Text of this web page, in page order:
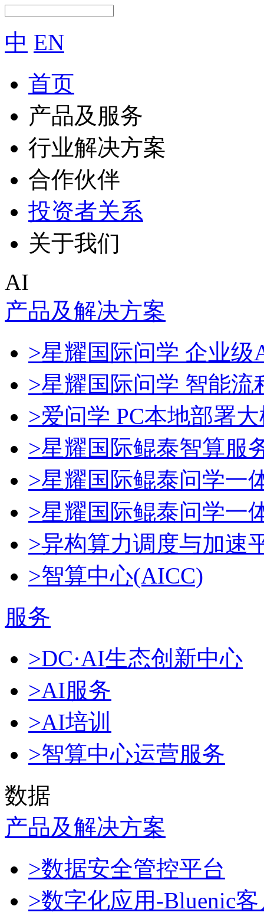
中 EN
首页
产品及服务
行业解决方案
合作伙伴
投资者关系
关于我们
AI
产品及解决方案
>星耀国际问学 企业级
>星耀国际问学 智能流
>爱问学 PC本地部署
>星耀国际鲲泰智算服
>星耀国际鲲泰问学一
>星耀国际鲲泰问学一
>异构算力调度与加速
>智算中心(AICC)
服务
>DC·AI生态创新中心
>AI服务
>AI培训
>智算中心运营服务
数据
产品及解决方案
>数据安全管控平台
>数字化应用-Bluenic